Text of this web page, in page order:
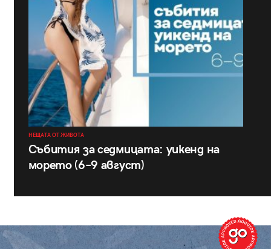
НЕЩАТА ОТ ЖИВОТА
Събития за седмицата: уикенд на
морето (6–9 август)